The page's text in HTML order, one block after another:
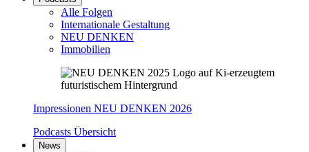
Alle Folgen
Internationale Gestaltung
NEU DENKEN
Immobilien
Impressionen NEU DENKEN 2026
Podcasts Übersicht
News